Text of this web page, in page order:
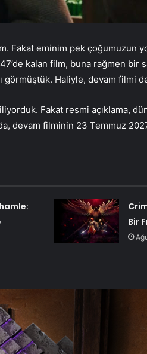
Fakat eminim pek çoğumuzun
kalan film, buna rağmen bir
görmüştük. Haliyle, devam filmi
Fakat resmi açıklama,
devam filminin 23 Temmuz
Bir